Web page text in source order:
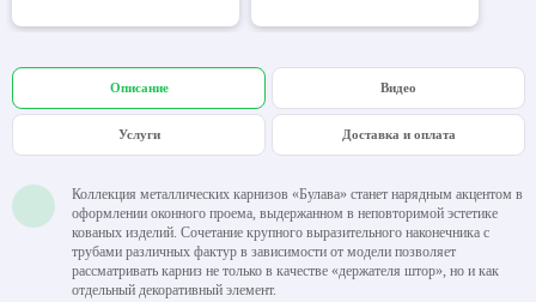
Описание Видео
Услуги Доставка и оплата
Коллекция металлических карнизов «Булава» станет нарядным акцентом в
оформлении оконного проема, выдержанном в неповторимой эстетике
кованых изделий. Сочетание крупного выразительного наконечника с
трубами различных фактур в зависимости от модели позволяет
рассматривать карниз не только в качестве «держателя штор», но и как
отдельный декоративный элемент.